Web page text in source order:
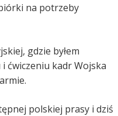
na potrzeby
gdzie byłem
ćwiczeniu kadr Wojska
polskiej prasy i dziś